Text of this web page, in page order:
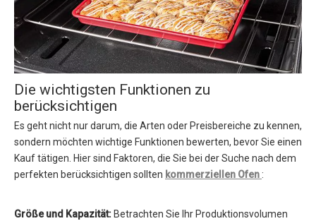
Die wichtigsten Funktionen zu
berücksichtigen
Es geht nicht nur darum, die Arten oder Preisbereiche zu kennen,
sondern möchten wichtige Funktionen bewerten, bevor Sie einen
Kauf tätigen. Hier sind Faktoren, die Sie bei der Suche nach dem
perfekten berücksichtigen sollten kommerziellen Ofen :
Größe und Kapazität: Betrachten Sie Ihr Produktionsvolumen